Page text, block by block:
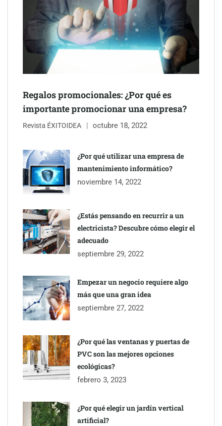
Schaeffler mejora su rentabilidad en el primer semestre de 2026
NOVA: innovación y diseño que transforman espacios de la
mano de Tormo Franquicias
Regalos promocionales: ¿Por qué es
importante promocionar una empresa?
Revista ÉXITOIDEA octubre 18, 2022
¿Por qué utilizar una empresa de
mantenimiento informático?
noviembre 14, 2022
¿Estás pensando en recurrir a un
electricista? Descubre cómo elegir el
adecuado
septiembre 29, 2022
Empezar un negocio requiere algo
más que una gran idea
septiembre 27, 2022
¿Por qué las ventanas y puertas de
PVC son las mejores opciones
ecológicas?
febrero 3, 2023
¿Por qué elegir un jardín vertical
artificial?